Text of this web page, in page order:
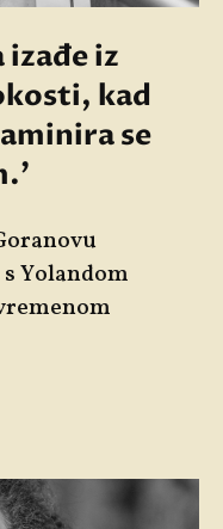
iz
kad
se
Yolandom